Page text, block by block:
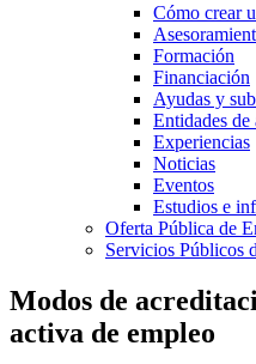
Cómo crear
Formación
Financiación
Ayudas y
Entidades de
Experiencias
Noticias
Eventos
Estudios e
Oferta Pública de
Servicios Públicos
Modos de
activa de empleo